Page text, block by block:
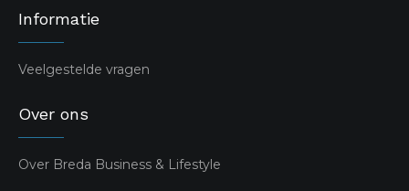
Informatie
Veelgestelde vragen
Over ons
Over Breda Business & Lifestyle